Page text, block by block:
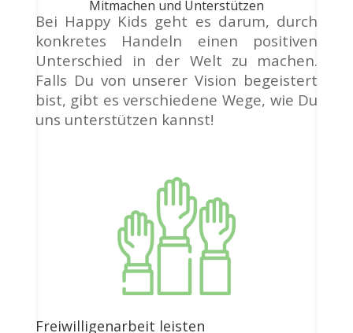
Mitmachen und Unterstützen
Bei Happy Kids geht es darum, durch
konkretes Handeln einen positiven
Unterschied in der Welt zu machen.
Falls Du von unserer Vision begeistert
bist, gibt es verschiedene Wege, wie Du
uns unterstützen kannst!
Freiwilligenarbeit leisten